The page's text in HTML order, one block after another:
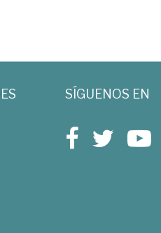
SÍGUENOS EN